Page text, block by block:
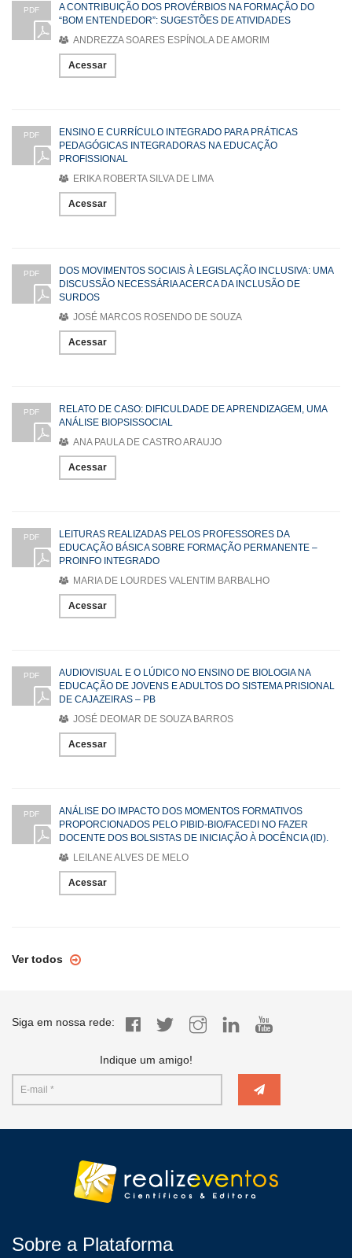
PDF
A CONTRIBUIÇÃO DOS PROVÉRBIOS NA FORMAÇÃO DO
“BOM ENTENDEDOR”: SUGESTÕES DE ATIVIDADES
ANDREZZA SOARES ESPÍNOLA DE AMORIM
Acessar
PDF
ENSINO E CURRÍCULO INTEGRADO PARA PRÁTICAS
PEDAGÓGICAS INTEGRADORAS NA EDUCAÇÃO
PROFISSIONAL
ERIKA ROBERTA SILVA DE LIMA
Acessar
PDF
DOS MOVIMENTOS SOCIAIS À LEGISLAÇÃO INCLUSIVA: UMA
DISCUSSÃO NECESSÁRIA ACERCA DA INCLUSÃO DE
SURDOS
JOSÉ MARCOS ROSENDO DE SOUZA
Acessar
PDF
RELATO DE CASO: DIFICULDADE DE APRENDIZAGEM, UMA
ANÁLISE BIOPSISSOCIAL
ANA PAULA DE CASTRO ARAUJO
Acessar
PDF
LEITURAS REALIZADAS PELOS PROFESSORES DA
EDUCAÇÃO BÁSICA SOBRE FORMAÇÃO PERMANENTE –
PROINFO INTEGRADO
MARIA DE LOURDES VALENTIM BARBALHO
Acessar
PDF
AUDIOVISUAL E O LÚDICO NO ENSINO DE BIOLOGIA NA
EDUCAÇÃO DE JOVENS E ADULTOS DO SISTEMA PRISIONAL
DE CAJAZEIRAS – PB
JOSÉ DEOMAR DE SOUZA BARROS
Acessar
PDF
ANÁLISE DO IMPACTO DOS MOMENTOS FORMATIVOS
PROPORCIONADOS PELO PIBID-BIO/FACEDI NO FAZER
DOCENTE DOS BOLSISTAS DE INICIAÇÃO À DOCÊNCIA (ID).
LEILANE ALVES DE MELO
Acessar
Ver todos
Siga em nossa rede:
Indique um amigo!
Sobre a Plataforma